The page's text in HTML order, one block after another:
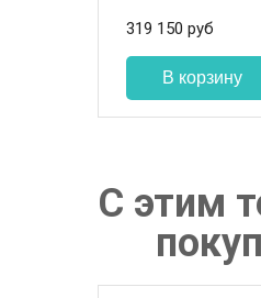
319 150 руб
С этим